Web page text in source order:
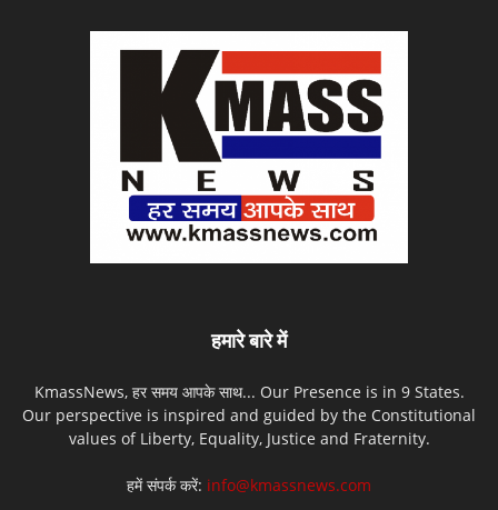
हमारे बारे में
KmassNews, हर समय आपके साथ... Our Presence is in 9 States.
Our perspective is inspired and guided by the Constitutional
values of Liberty, Equality, Justice and Fraternity.
हमें संपर्क करें: info@kmassnews.com